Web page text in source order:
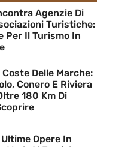
Agenzie Di
Turistiche:
Per Il Turismo In
Delle Marche:
Conero E Riviera
180 Km Di
Opere In